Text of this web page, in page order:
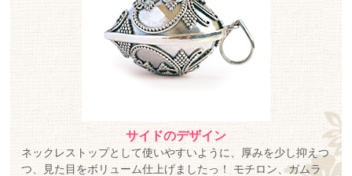
サイドのデザイン
ネックレストップとして使いやすいように、厚みを少し抑えつ
つ、見た目をボリューム仕上げましたっ！ モチロン、ガムラ